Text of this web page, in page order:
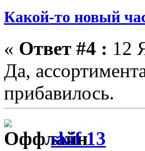
Какой-то новый
« Ответ #4 : 12
Да,
прибавилось.
skif 13